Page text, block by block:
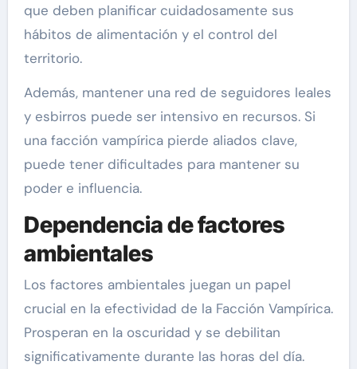
que deben planificar cuidadosamente sus
hábitos de alimentación y el control del
territorio.
Además, mantener una red de seguidores leales
y esbirros puede ser intensivo en recursos. Si
una facción vampírica pierde aliados clave,
puede tener dificultades para mantener su
poder e influencia.
Dependencia de factores
ambientales
Los factores ambientales juegan un papel
crucial en la efectividad de la Facción Vampírica.
Prosperan en la oscuridad y se debilitan
significativamente durante las horas del día.